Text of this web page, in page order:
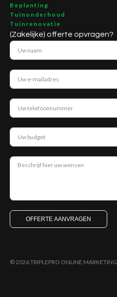
Beplanting
Tuinonderhoud
Tuinrenovatie
(Zakelijke) offerte opvragen?
OFFERTE AANVRAGEN
© 2026 TRIPLEPRO ONLINE MARKETING